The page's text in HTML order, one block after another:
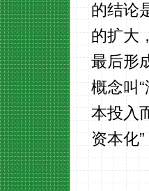
的结论
的扩大
最后形
概念叫
本投入
资本化